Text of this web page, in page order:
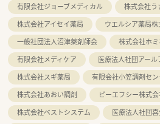
有限会社ジョーブメディカル
株式会社う
株式会社アイセイ薬局
ウエルシア薬局
一般社団法人沼津薬剤師会
株式会社ホミ
有限会社メディケア
医療法人社団アール
株式会社スギ薬局
有限会社小笠調剤セ
株式会社あおい調剤
ピーエフシー株式
株式会社ベストシステム
医療法人社団